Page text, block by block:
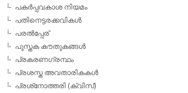
പകര്‍പ്പവകാശ നിയമം
പതിനെട്ടരക്കവികള്‍
പരല്‍പ്പേര്
പുസ്തക കൗതുകങ്ങള്‍
പ്രകരണഗ്രന്ഥം
പ്രശസ്ത അവതാരികകള്‍
പ്രശ്‌നോത്തരി (ക്വിസ്)